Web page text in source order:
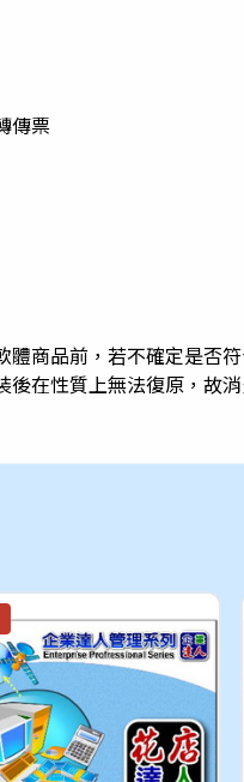
傳票
商品前，若不確定是否
在性質上無法復原，故